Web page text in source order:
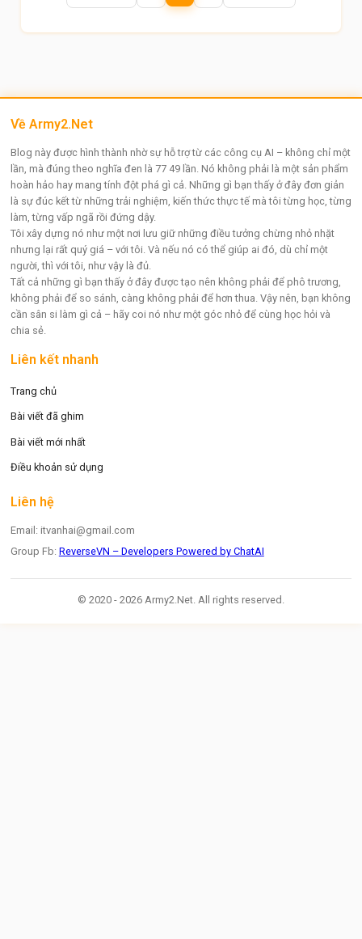
Về Army2.Net
Blog này được hình thành nhờ sự hỗ trợ từ các công cụ AI – không chỉ một
lần, mà đúng theo nghĩa đen là 77 49 lần. Nó không phải là một sản phẩm
hoàn hảo hay mang tính đột phá gì cả. Những gì bạn thấy ở đây đơn giản
là sự đúc kết từ những trải nghiệm, kiến thức thực tế mà tôi từng học, từng
làm, từng vấp ngã rồi đứng dậy.
Tôi xây dựng nó như một nơi lưu giữ những điều tưởng chừng nhỏ nhặt
nhưng lại rất quý giá – với tôi. Và nếu nó có thể giúp ai đó, dù chỉ một
người, thì với tôi, như vậy là đủ.
Tất cả những gì bạn thấy ở đây được tạo nên không phải để phô trương,
không phải để so sánh, càng không phải để hơn thua. Vậy nên, bạn không
cần sân si làm gì cả – hãy coi nó như một góc nhỏ để cùng học hỏi và
chia sẻ.
Liên kết nhanh
Trang chủ
Bài viết đã ghim
Bài viết mới nhất
Điều khoản sử dụng
Liên hệ
Email: itvanhai@gmail.com
Group Fb: ReverseVN – Developers Powered by ChatAI
© 2020 - 2026 Army2.Net. All rights reserved.